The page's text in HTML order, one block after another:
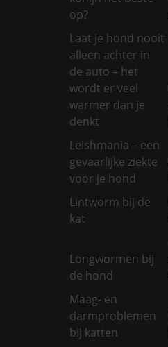
op?
Laat je hond nooit
alleen achter in
de auto – het
wordt er veel
warmer dan je
denkt
Leishmania – een
gevaarlijke ziekte
voor je hond
Lintworm bij de
kat
Longwormen bij
de hond
Maag- en
darmproblemen
bij katten